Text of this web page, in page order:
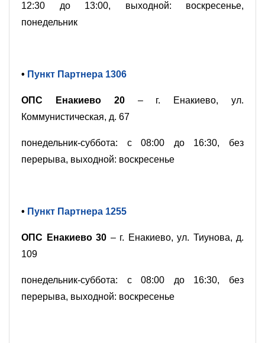
12:30 до 13:00, выходной: воскресенье,
понедельник
• Пункт Партнера 1306
ОПС Енакиево 20– г. Енакиево, ул.
Коммунистическая, д. 67
понедельник-суббота: с 08:00 до 16:30, без
перерыва, выходной: воскресенье
• Пункт Партнера 1255
ОПС Енакиево 30 – г. Енакиево, ул. Тиунова, д.
109
понедельник-суббота: с 08:00 до 16:30, без
перерыва, выходной: воскресенье